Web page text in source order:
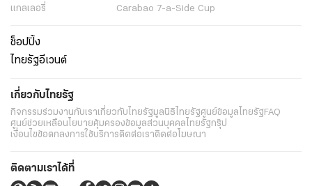
แกลเลอรี่
Carabao 7-a-Side Cup
ช็อปปิ้ง
ไทยรัฐอีเวนต์
เกี่ยวกับไทยรัฐ
กิจกรรมร่วมงานกับเราเกี่ยวกับไทยรัฐมูลนิธิไทยรัฐศูนย์ข้อมูลไทยรัฐ FAQ
ศูนย์ช่วยเหลือนโยบายคุ้มครองข้อมูลส่วนบุคคลไทยรัฐกรุ๊ป
เงื่อนไขข้อตกลงการใช้บริการติดต่อเราติดต่อโฆษณา
ติดตามเราได้ที่